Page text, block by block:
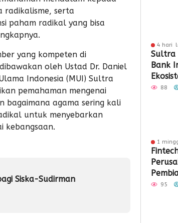
radikalisme, serta
paham radikal yang bisa
yang kompeten di
oleh Ustad Dr. Daniel
Indonesia (MUI) Sultra
pemahaman mengenai
bagaimana agama sering kali
untuk menyebarkan
kebangsaan.
Siska-Sudirman
4 hari
Sultra
Bank
QRIS
88
1
95